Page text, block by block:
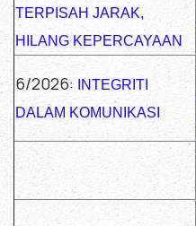
TERPISAH JARAK,
HILANG KEPERCAYAAN
6/2026: INTEGRITI
DALAM KOMUNIKASI